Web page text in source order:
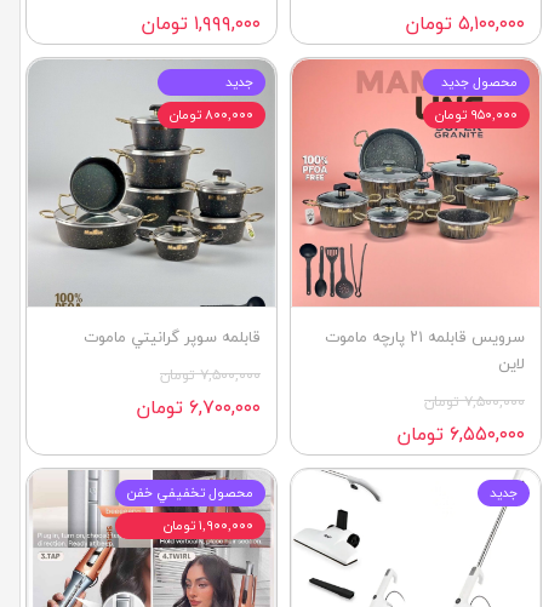
۵,۱۰۰,۰۰۰ تومان ۱,۹۹۹,۰۰۰ تومان
سرويس قابلمه ٢١ پارچه ماموت
لاين
۷,۵۰۰,۰۰۰ تومان
۶,۵۵۰,۰۰۰ تومان
محصول جديد
۹۵۰,۰۰۰ تومان
قابلمه سوپر گرانيتي ماموت
۷,۵۰۰,۰۰۰ تومان
۶,۷۰۰,۰۰۰ تومان
جديد
۸۰۰,۰۰۰ تومان
جديد
محصول تخفيفي خفن
۱,۹۰۰,۰۰۰ تومان